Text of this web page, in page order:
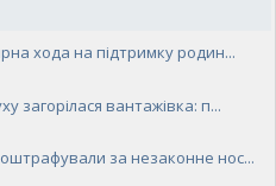
хода на підтримку родин...
загорілася вантажівка: п...
за незаконне нос...